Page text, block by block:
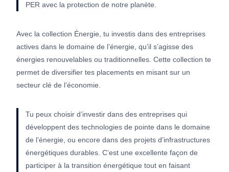
PER avec la protection de notre planète.
Avec la collection Énergie, tu investis dans des entreprises
actives dans le domaine de l’énergie, qu’il s’agisse des
énergies renouvelables ou traditionnelles. Cette collection te
permet de diversifier tes placements en misant sur un
secteur clé de l’économie.
Tu peux choisir d’investir dans des entreprises qui
développent des technologies de pointe dans le domaine
de l’énergie, ou encore dans des projets d’infrastructures
énergétiques durables. C’est une excellente façon de
participer à la transition énergétique tout en faisant